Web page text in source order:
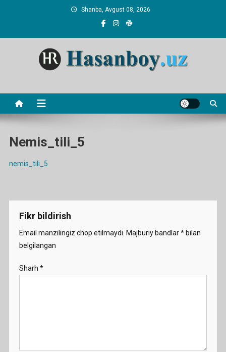
Shanba, Avgust 08, 2026
Nemis_tili_5
nemis_tili_5
Fikr bildirish
Email manzilingiz chop etilmaydi. Majburiy bandlar*bilan
belgilangan
Sharh *